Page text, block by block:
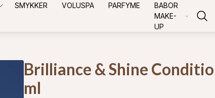
SMYKKER VOLUSPA PARFYME
BABOR
MAKE-
UP
Brilliance & Shine
ml